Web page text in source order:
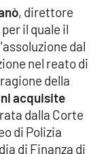
, direttore
il quale il
dal
nel reato di
della
acquisite
dalla Corte
di Polizia
di Finanza di